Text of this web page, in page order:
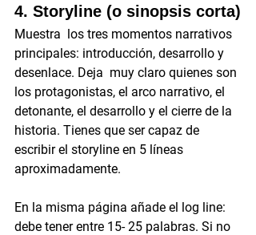
4. Storyline (o sinopsis corta)
Muestra  los tres momentos narrativos
principales: introducción, desarrollo y
desenlace. Deja  muy claro quienes son
los protagonistas, el arco narrativo, el
detonante, el desarrollo y el cierre de la
historia. Tienes que ser capaz de
escribir el storyline en 5 líneas
aproximadamente.
En la misma página añade el log line:
debe tener entre 15- 25 palabras. Si no